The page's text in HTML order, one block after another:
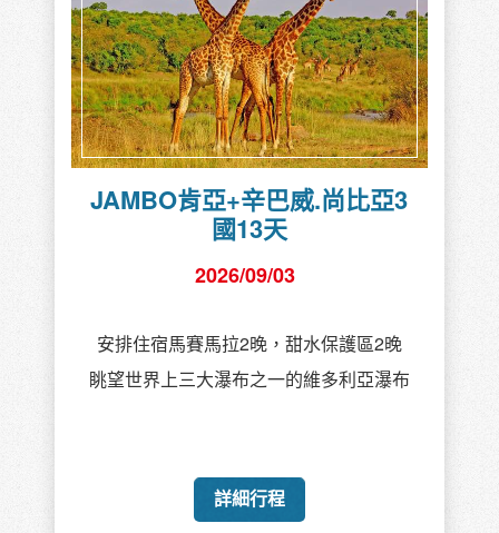
JAMBO肯亞+辛巴威.尚比亞3
國13天
2026/09/03
安排住宿馬賽馬拉2晚，甜水保護區2晚
眺望世界上三大瀑布之一的維多利亞瀑布
詳細行程